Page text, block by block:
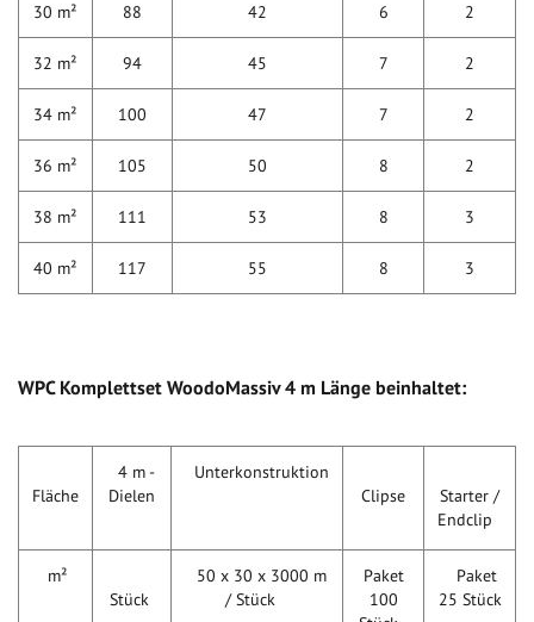
30 m² 88 42 6 2
32 m² 94 45 7 2
34 m² 100 47 7 2
36 m² 105 50 8 2
38 m² 111 53 8 3
40 m² 117 55 8 3
WPC Komplettset WoodoMassiv 4 m Länge beinhaltet:
Fläche
4 m -
Dielen
Unterkonstruktion
Clipse
Starter /
Endclip
m²
Stück
50 x 30 x 3000 m
/ Stück
Paket
100
Paket
25 Stück